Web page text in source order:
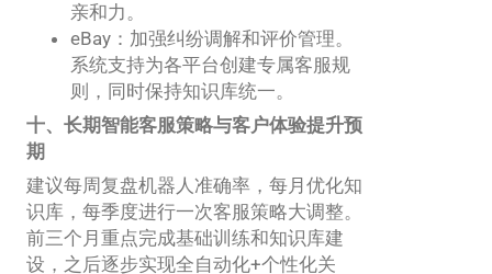
亲和力。
eBay：加强纠纷调解和评价管理。
系统支持为各平台创建专属客服规
则，同时保持知识库统一。
十、长期智能客服策略与客户体验提升预
期
建议每周复盘机器人准确率，每月优化知
识库，每季度进行一次客服策略大调整。
前三个月重点完成基础训练和知识库建
设，之后逐步实现全自动化+个性化关